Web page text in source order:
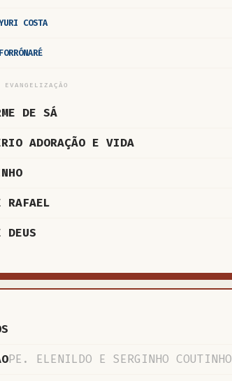
COSTA
FORRÓNARÉ
EVANGELIZAÇÃO
DE SÁ
ADORAÇÃO E VIDA
RAFAEL
DEUS
PE. ELENILDO E SERGINHO COUTINHO